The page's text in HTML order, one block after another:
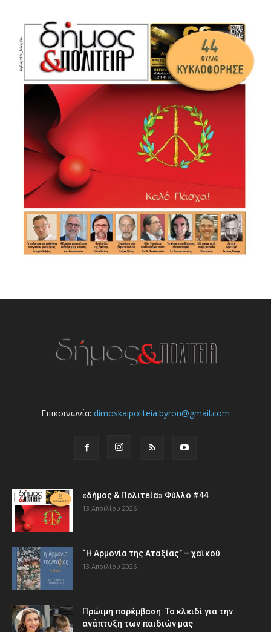
Επικοινωνία: dimoskaipoliteia.byron@gmail.com
«δήμος & Πολιτεία» Φύλλο #44
13 Απριλίου 2026
“Η Αρμονία της Αταξίας” – χαϊκού
13 Απριλίου 2026
Πρώιμη παρέμβαση: Το κλειδί για την
ανάπτυξη των παιδιών µας